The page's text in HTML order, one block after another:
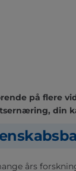
på flere
din
års